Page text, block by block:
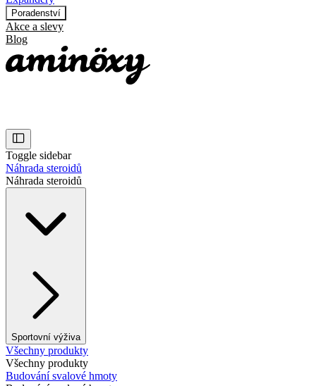
Poradenství
Akce a slevy
Blog
Toggle sidebar
Náhrada steroidů
Náhrada steroidů
Sportovní výživa
Všechny produkty
Všechny produkty
Budování svalové hmoty